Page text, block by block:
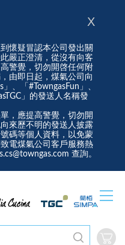
懷疑冒認本公司發出關
嚴正澄清，從沒有向客
警覺，切勿開啓任何附
由即日起，煤氣公司向
、「#TowngasFun」、
」的發送人名稱發
，應提高警覺，切勿開
來歷不明的發送人披露
碼等個人資料，以免蒙
電煤氣公司客戶服務熱
查詢。
X